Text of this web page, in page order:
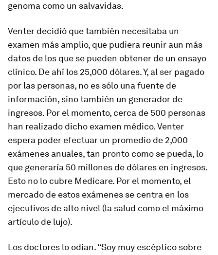
genoma como un salvavidas.
Venter decidió que también necesitaba un
examen más amplio, que pudiera reunir aun más
datos de los que se pueden obtener de un ensayo
clínico. De ahí los 25,000 dólares. Y, al ser pagado
por las personas, no es sólo una fuente de
información, sino también un generador de
ingresos. Por el momento, cerca de 500 personas
han realizado dicho examen médico. Venter
espera poder efectuar un promedio de 2,000
exámenes anuales, tan pronto como se pueda, lo
que generaría 50 millones de dólares en ingresos.
Esto no lo cubre Medicare. Por el momento, el
mercado de estos exámenes se centra en los
ejecutivos de alto nivel (la salud como el máximo
artículo de lujo).
Los doctores lo odian. “Soy muy escéptico sobre